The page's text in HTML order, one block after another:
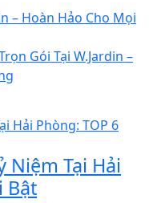
Niệm Tại Hải
Bật